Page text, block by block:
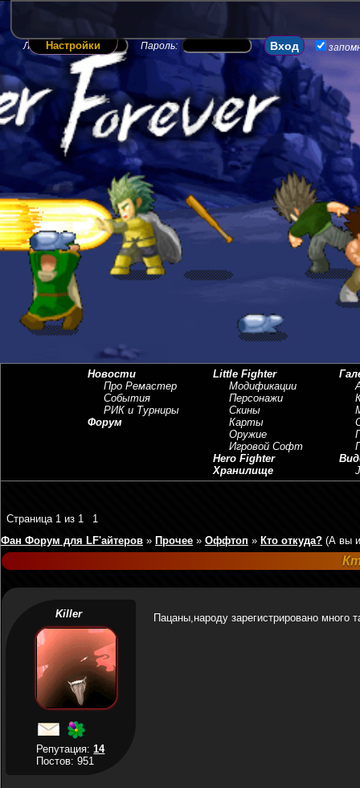
Логин: Пароль:
Настройки
Новости
Про Ремастер
События
РИК и Турниры
Форум
Little Fighter
Модификации
Персонажи
Скины
Карты
Оружие
Игровой Софт
Hero Fighter
Хранилище
Страница 1 из 1
1
Фан Форум для LF'айтеров » Прочее » Оффтоп » Кто откуда? (А вы
Killer
Репутация:14
Постов: 951
Пацаны,народу зарегистрировано много